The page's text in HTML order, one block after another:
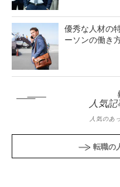
優秀な人材の
ーソンの働き
人気
人気のあ
転職の